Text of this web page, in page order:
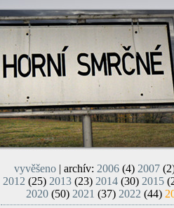
vyvěšeno| archív: 2006 (4) 2007
2012 (25) 2013 (23) 2014 (30) 2015
2020 (50) 2021 (37) 2022 (44)